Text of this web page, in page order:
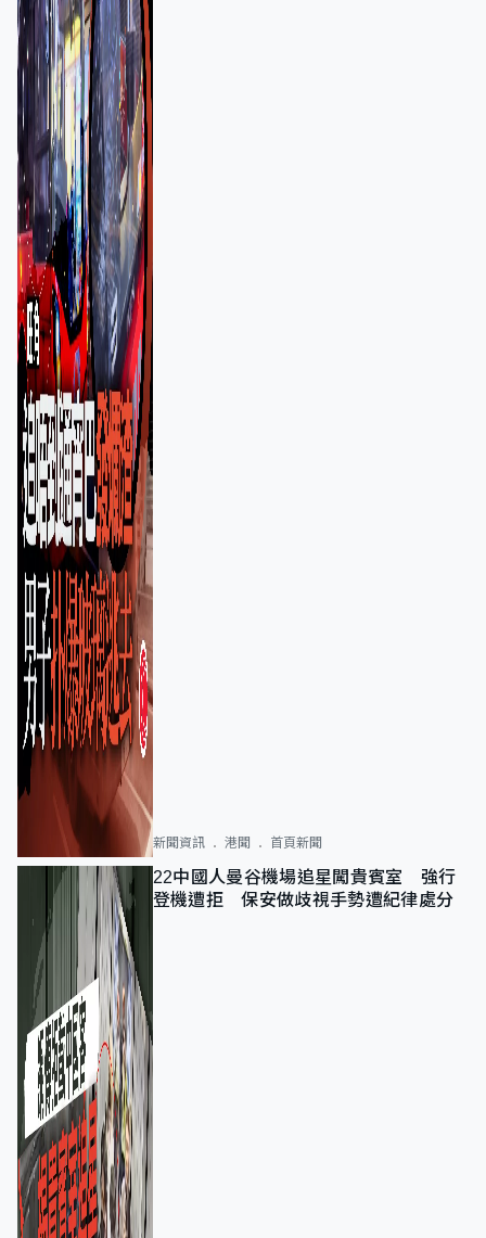
新聞資訊 港聞 首頁新聞
22中國人曼谷機場追星闖貴賓室 強行
登機遭拒 保安做歧視手勢遭紀律處分